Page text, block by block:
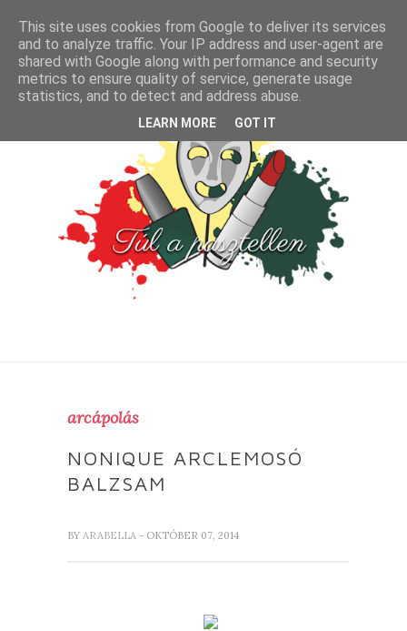
arcápolás
NONIQUE ARCLEMOSÓ
BALZSAM
BY ARABELLA - OKTÓBER 07, 2014
This site uses cookies from Google to deliver its services
and to analyze traffic. Your IP address and user-agent are
shared with Google along with performance and security
metrics to ensure quality of service, generate usage
statistics, and to detect and address abuse.
LEARN MORE GOT IT